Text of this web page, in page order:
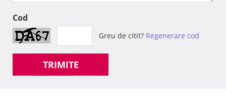
Cod
Greu de citit? Regenerare cod
TRIMITE